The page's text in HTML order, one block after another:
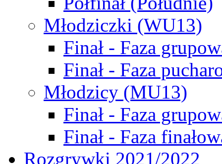
Młodziczki (WU13)
Finał - Faza
Finał - Faza
Młodzicy (MU13)
Finał - Faza
Finał - Faza
Rozgrywki 2021/2022